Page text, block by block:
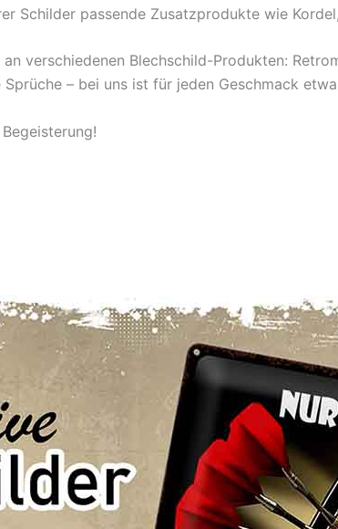
Schilder passende Zusatzprodukte wie
verschiedenen Blechschild-Produkten:
– bei uns ist für jeden Geschmack